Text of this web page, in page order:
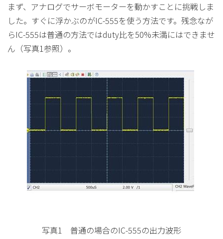
まず、アナログでサーボモーターを動かすことに挑戦しま
した。すぐに浮かぶのがIC-555を使う方法です。残念なが
らIC-555は普通の方法ではduty比を50%未満にはできませ
ん（写真1参照）。
写真1 普通の場合のIC-555の出力波形